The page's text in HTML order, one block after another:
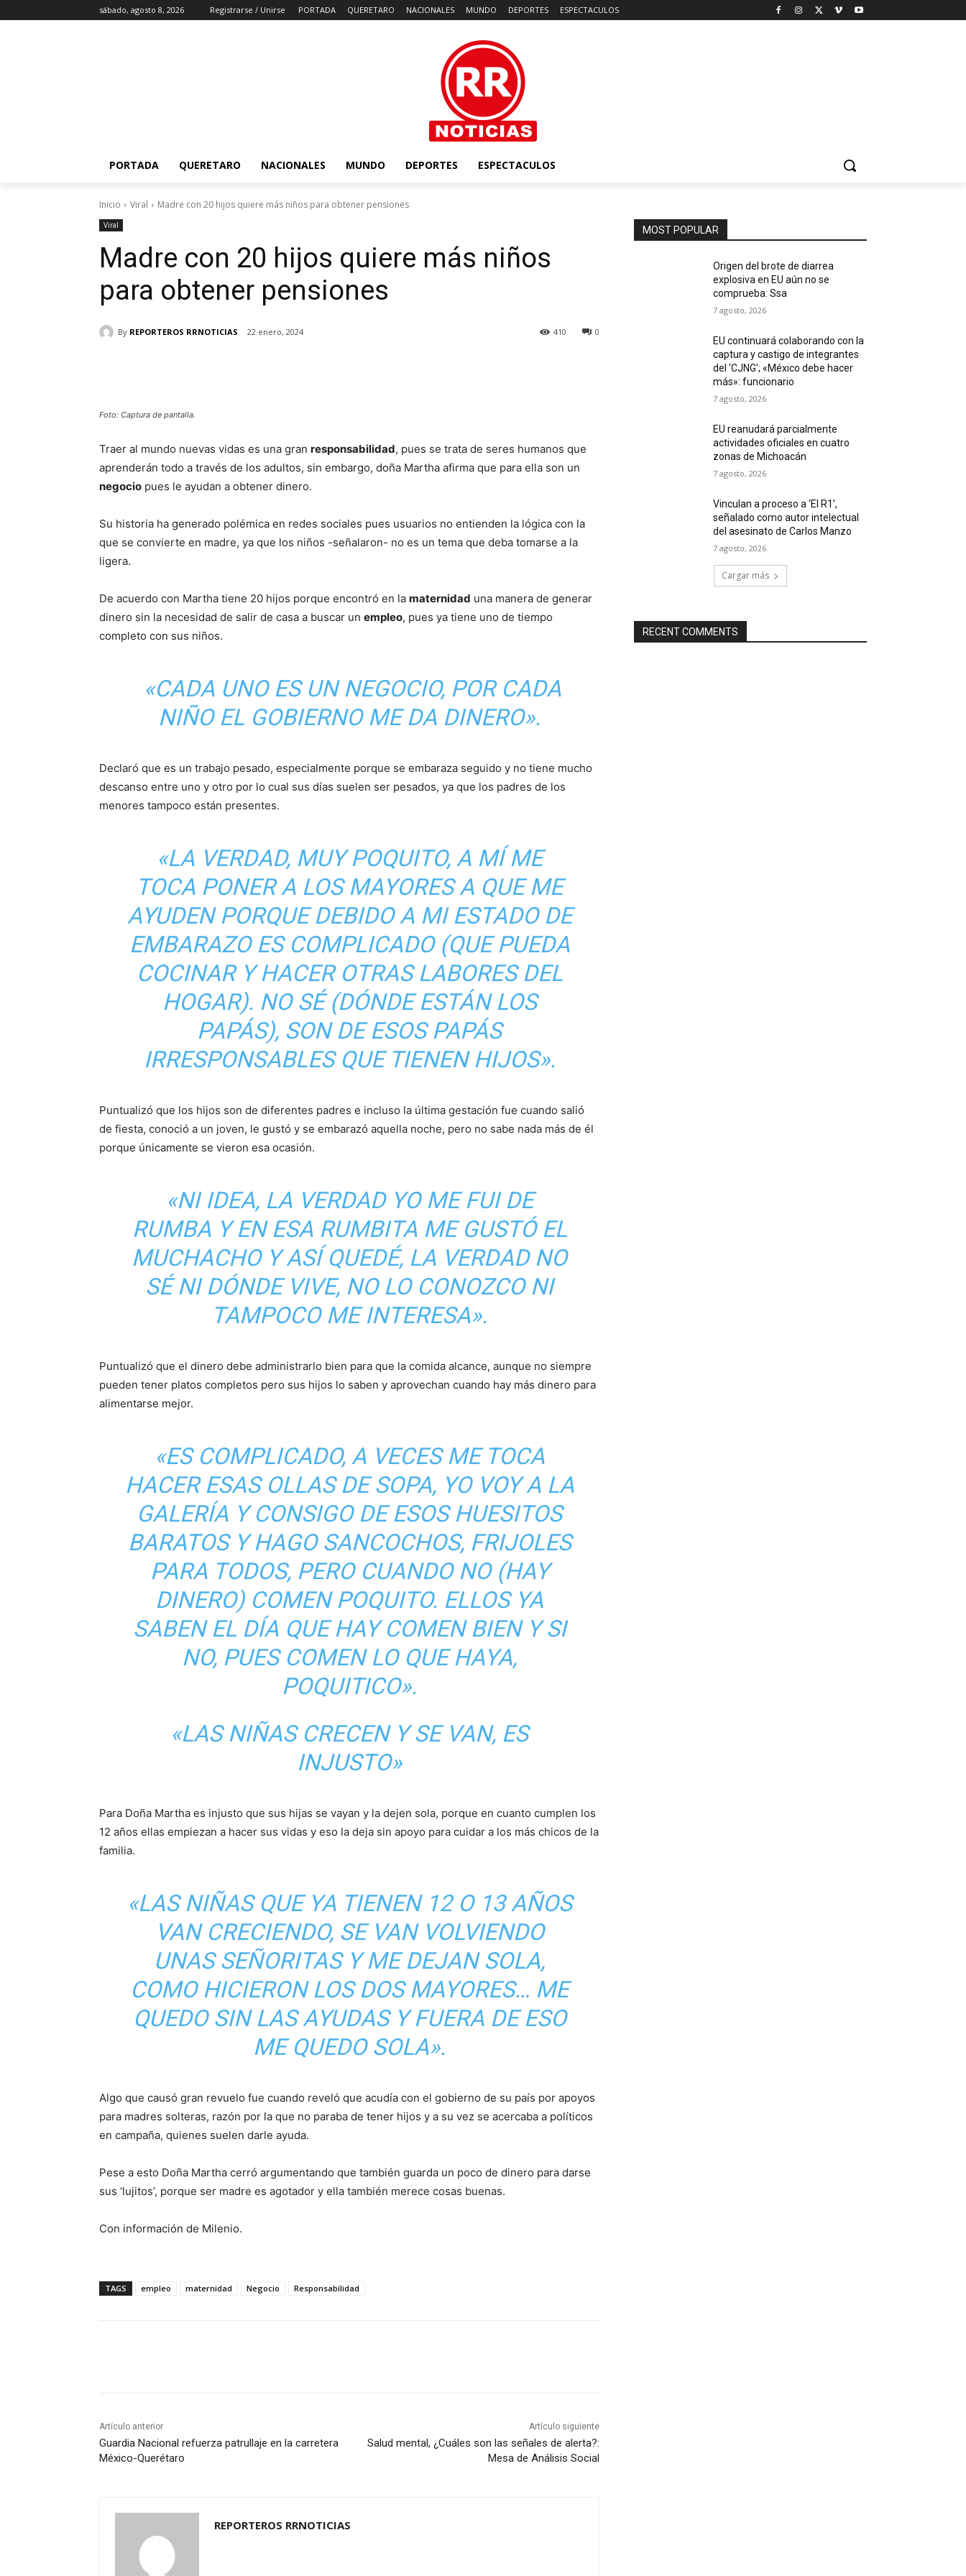
sábado, agosto 8, 2026 Registrarse / Unirse PORTADA QUERETARO NACIONALES MUNDO DEPORTES ESPECTACULOS
PORTADA QUERETARO NACIONALES MUNDO DEPORTES ESPECTACULOS
Inicio Viral Madre con 20 hijos quiere más niños para obtener pensiones
Viral
Madre con 20 hijos quiere más niños
para obtener pensiones
By REPORTEROS RRNOTICIAS 22 enero, 2024 0
410
Foto: Captura de pantalla.
Traer al mundo nuevas vidas es una gran responsabilidad, pues se trata de seres humanos que
aprenderán todo a través de los adultos, sin embargo, doña Martha afirma que para ella son un
negocio pues le ayudan a obtener dinero.
Su historia ha generado polémica en redes sociales pues usuarios no entienden la lógica con la
que se convierte en madre, ya que los niños -señalaron- no es un tema que deba tomarse a la
ligera.
​De acuerdo con Martha tiene 20 hijos porque encontró en la maternidad una manera de generar
dinero sin la necesidad de salir de casa a buscar un empleo, pues ya tiene uno de tiempo
completo con sus niños.
«CADA UNO ES UN NEGOCIO, POR CADA
NIÑO EL GOBIERNO ME DA DINERO».
Declaró que es un trabajo pesado, especialmente porque se embaraza seguido y no tiene mucho
descanso entre uno y otro por lo cual sus días suelen ser pesados, ya que los padres de los
menores tampoco están presentes.
«LA VERDAD, MUY POQUITO, A MÍ ME
TOCA PONER A LOS MAYORES A QUE ME
AYUDEN PORQUE DEBIDO A MI ESTADO DE
EMBARAZO ES COMPLICADO (QUE PUEDA
COCINAR Y HACER OTRAS LABORES DEL
HOGAR). NO SÉ (DÓNDE ESTÁN LOS
PAPÁS), SON DE ESOS PAPÁS
IRRESPONSABLES QUE TIENEN HIJOS».
Puntualizó que los hijos son de diferentes padres e incluso la última gestación fue cuando salió
de fiesta, conoció a un joven, le gustó y se embarazó aquella noche, pero no sabe nada más de él
porque únicamente se vieron esa ocasión.
«NI IDEA, LA VERDAD YO ME FUI DE
RUMBA Y EN ESA RUMBITA ME GUSTÓ EL
MUCHACHO Y ASÍ QUEDÉ, LA VERDAD NO
SÉ NI DÓNDE VIVE, NO LO CONOZCO NI
TAMPOCO ME INTERESA».
Puntualizó que el dinero debe administrarlo bien para que la comida alcance, aunque no siempre
pueden tener platos completos pero sus hijos lo saben y aprovechan cuando hay más dinero para
alimentarse mejor.
«ES COMPLICADO, A VECES ME TOCA
HACER ESAS OLLAS DE SOPA, YO VOY A LA
GALERÍA Y CONSIGO DE ESOS HUESITOS
BARATOS Y HAGO SANCOCHOS, FRIJOLES
PARA TODOS, PERO CUANDO NO (HAY
DINERO) COMEN POQUITO. ELLOS YA
SABEN EL DÍA QUE HAY COMEN BIEN Y SI
NO, PUES COMEN LO QUE HAYA,
POQUITICO».
«LAS NIÑAS CRECEN Y SE VAN, ES
INJUSTO»
Para Doña Martha es injusto que sus hijas se vayan y la dejen sola, porque en cuanto cumplen los
12 años ellas empiezan a hacer sus vidas y eso la deja sin apoyo para cuidar a los más chicos de la
familia.
«LAS NIÑAS QUE YA TIENEN 12 O 13 AÑOS
VAN CRECIENDO, SE VAN VOLVIENDO
UNAS SEÑORITAS Y ME DEJAN SOLA,
COMO HICIERON LOS DOS MAYORES… ME
QUEDO SIN LAS AYUDAS Y FUERA DE ESO
ME QUEDO SOLA».
Algo que causó gran revuelo fue cuando reveló que acudía con el gobierno de su país por apoyos
para madres solteras, razón por la que no paraba de tener hijos y a su vez se acercaba a políticos
en campaña, quienes suelen darle ayuda.
Pese a esto Doña Martha cerró argumentando que también guarda un poco de dinero para darse
sus ‘lujitos’, porque ser madre es agotador y ella también merece cosas buenas.
Con información de Milenio.
TAGS empleo maternidad Negocio Responsabilidad
Artículo anterior
Guardia Nacional refuerza patrullaje en la carretera
México-Querétaro
Artículo siguiente
Salud mental, ¿Cuáles son las señales de alerta?:
Mesa de Análisis Social
REPORTEROS RRNOTICIAS
MOST POPULAR
Origen del brote de diarrea
explosiva en EU aún no se
comprueba: Ssa
7 agosto, 2026
EU continuará colaborando con la
captura y castigo de integrantes
del ‘CJNG’; «México debe hacer
más»: funcionario
7 agosto, 2026
EU reanudará parcialmente
actividades oficiales en cuatro
zonas de Michoacán
7 agosto, 2026
Vinculan a proceso a ‘El R1’,
señalado como autor intelectual
del asesinato de Carlos Manzo
7 agosto, 2026
Cargar más
RECENT COMMENTS